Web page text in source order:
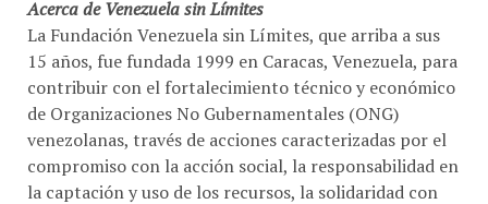
La Fundación Venezuela sin Límites, que arriba a sus
15 años, fue fundada 1999 en Caracas, Venezuela, para
contribuir con el fortalecimiento técnico y económico
de Organizaciones No Gubernamentales (ONG)
venezolanas, través de acciones caracterizadas por el
compromiso con la acción social, la responsabilidad en
la captación y uso de los recursos, la solidaridad con
las causas sociales dirigidas al beneficio de la población